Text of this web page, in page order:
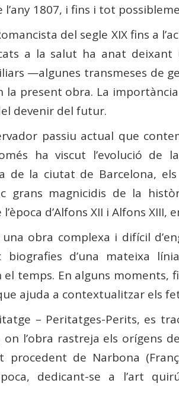
1807, i fins i tot
del segle XIX fins a
a la salut ha anat
—algunes transmeses de
present obra. La
devenir del futur.
passiu actual que
ha viscut l’evolució de
de la ciutat de Barcelona,
grans magnicidis de la
d’Alfons XII i Alfons
obra complexa i difícil
d’una mateixa
temps. En alguns moments,
ajuda a contextualitzar els
– Peritatges-Perits, es
l’obra rastreja els orígens
procedent de Narbona
dedicant-se a l’art